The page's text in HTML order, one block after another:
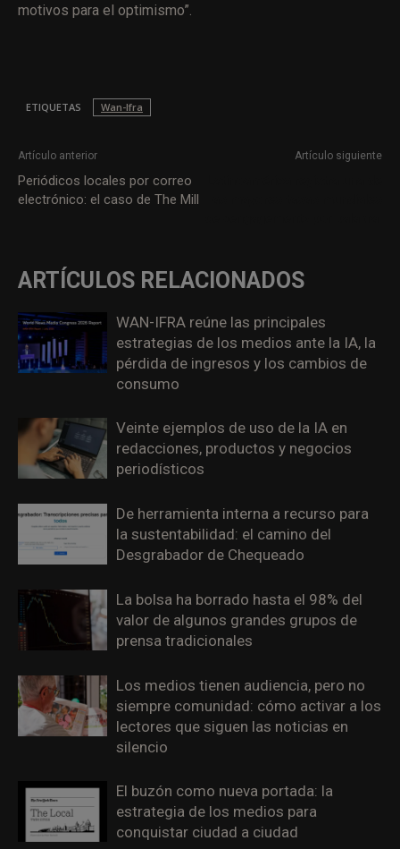
motivos para el optimismo”.
ETIQUETAS Wan-Ifra
Artículo anterior
Periódicos locales por correo
electrónico: el caso de The Mill
Artículo siguiente
ARTÍCULOS RELACIONADOS
WAN-IFRA reúne las principales
estrategias de los medios ante la IA, la
pérdida de ingresos y los cambios de
consumo
Veinte ejemplos de uso de la IA en
redacciones, productos y negocios
periodísticos
De herramienta interna a recurso para
la sustentabilidad: el camino del
Desgrabador de Chequeado
La bolsa ha borrado hasta el 98% del
valor de algunos grandes grupos de
prensa tradicionales
Los medios tienen audiencia, pero no
siempre comunidad: cómo activar a los
lectores que siguen las noticias en
silencio
El buzón como nueva portada: la
estrategia de los medios para
conquistar ciudad a ciudad